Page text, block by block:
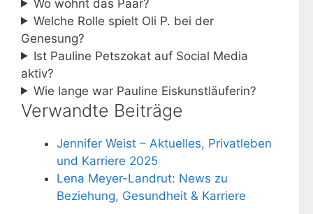
Wo wohnt das Paar?
Welche Rolle spielt Oli P. bei der
Genesung?
Ist Pauline Petszokat auf Social Media
aktiv?
Wie lange war Pauline Eiskunstläuferin?
Verwandte Beiträge
Jennifer Weist – Aktuelles, Privatleben
und Karriere 2025
Lena Meyer-Landrut: News zu
Beziehung, Gesundheit & Karriere